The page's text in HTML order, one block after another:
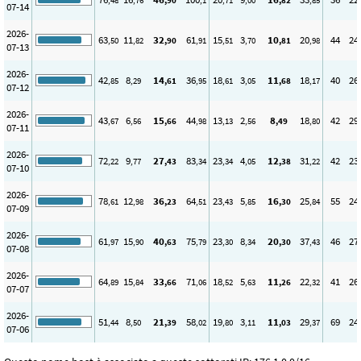
07-14
2026-
07-13
63,50 11,82 32,90 61,91 15,51 3,70 10,81 20,98 44 24
2026-
07-12
42,85 8,29 14,61 36,95 18,61 3,05 11,68 18,17 40 26
2026-
07-11
43,67 6,56 15,66 44,98 13,13 2,56 8,49 18,80 42 29
2026-
07-10
72,22 9,77 27,43 83,34 23,34 4,05 12,38 31,22 42 23
2026-
07-09
78,61 12,98 36,23 64,51 23,43 5,85 16,30 25,84 55 24
2026-
07-08
61,97 15,90 40,63 75,79 23,30 8,34 20,30 37,43 46 27
2026-
07-07
64,89 15,84 33,66 71,06 18,52 5,63 11,26 22,32 41 26
2026-
07-06
51,44 8,50 21,39 58,02 19,80 3,11 11,03 29,37 69 24